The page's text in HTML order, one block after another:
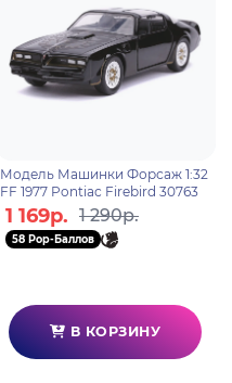
Модель Машинки Форсаж 1:32
FF 1977 Pontiac Firebird 30763
1 169р. 1 290р.
58 Pop-Баллов
В КОРЗИНУ